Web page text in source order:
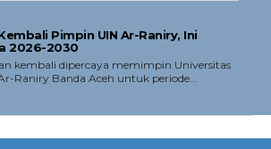
Pimpin UIN Ar-Raniry, Ini
2026-2030
kembali dipercaya memimpin Universitas
Raniry Banda Aceh untuk periode...